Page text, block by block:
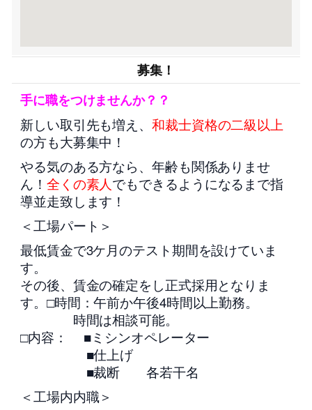
募集！
手に職をつけませんか？？
新しい取引先も増え、 和裁士資格の二級以上
の方も大募集中！
やる気のある方なら、年齢も関係ありませ
ん！ 全くの素人でもできるようになるまで指
導並走致します！
＜工場パート＞
最低賃金で3ケ月のテスト期間を設けていま
す。
その後、賃金の確定をし正式採用となりま
す。□時間：午前か午後4時間以上勤務。
時間は相談可能。
□内容： ■ミシンオペレーター
■仕上げ
■裁断 各若干名
＜工場内内職＞